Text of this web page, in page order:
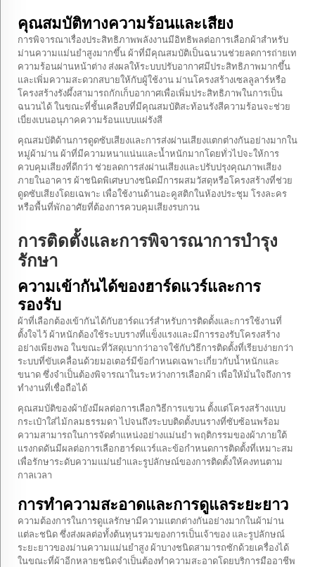
คุณสมบัติทางความร้อนและเสียง
การพิจารณาเรื่องประสิทธิภาพพลังงานมีอิทธิพลต่อการเลือกผ้าสำหรับ
ม่านความแม่นยำสูงมากขึ้น ผ้าที่มีคุณสมบัติเป็นฉนวนช่วยลดการถ่ายเท
ความร้อนผ่านหน้าต่าง ส่งผลให้ระบบปรับอากาศมีประสิทธิภาพมากขึ้น
และเพิ่มความสะดวกสบายให้กับผู้ใช้งาน ม่านโครงสร้างเซลลูลาร์หรือ
โครงสร้างรังผึ้งสามารถกักเก็บอากาศเพื่อเพิ่มประสิทธิภาพในการเป็น
ฉนวนได้ ในขณะที่ชั้นเคลือบที่มีคุณสมบัติสะท้อนรังสีความร้อนจะช่วย
เบี่ยงเบนอนุภาคความร้อนแบบแผ่รังสี
คุณสมบัติด้านการดูดซับเสียงและการส่งผ่านเสียงแตกต่างกันอย่างมากใน
หมู่ผ้าม่าน ผ้าที่มีความหนาแน่นและน้ำหนักมากโดยทั่วไปจะให้การ
ควบคุมเสียงที่ดีกว่า ช่วยลดการส่งผ่านเสียงและปรับปรุงคุณภาพเสียง
ภายในอาคาร ผ้าชนิดพิเศษบางชนิดมีการผสมวัสดุหรือโครงสร้างที่ช่วย
ดูดซับเสียงโดยเฉพาะ เพื่อใช้งานด้านอะคูสติกในห้องประชุม โรงละคร
หรือพื้นที่พักอาศัยที่ต้องการควบคุมเสียงรบกวน
การติดตั้งและการพิจารณาการบำรุง
รักษา
ความเข้ากันได้ของฮาร์ดแวร์และการ
รองรับ
ผ้าที่เลือกต้องเข้ากันได้กับฮาร์ดแวร์สำหรับการติดตั้งและการใช้งานที่
ตั้งใจไว้ ผ้าหนักต้องใช้ระบบรางที่แข็งแรงและมีการรองรับโครงสร้าง
อย่างเพียงพอ ในขณะที่วัสดุเบากว่าอาจใช้กับวิธีการติดตั้งที่เรียบง่ายกว่า
ระบบที่ขับเคลื่อนด้วยมอเตอร์มีข้อกำหนดเฉพาะเกี่ยวกับน้ำหนักและ
ขนาด ซึ่งจำเป็นต้องพิจารณาในระหว่างการเลือกผ้า เพื่อให้มั่นใจถึงการ
ทำงานที่เชื่อถือได้
คุณสมบัติของผ้ายังมีผลต่อการเลือกวิธีการแขวน ตั้งแต่โครงสร้างแบบ
กระเป๋าใส่ไม้กลมธรรมดา ไปจนถึงระบบติดตั้งบนรางที่ซับซ้อนพร้อม
ความสามารถในการจัดตำแหน่งอย่างแม่นยำ พฤติกรรมของผ้าภายใต้
แรงกดดันมีผลต่อการเลือกฮาร์ดแวร์และข้อกำหนดการติดตั้งที่เหมาะสม
เพื่อรักษาระดับความแม่นยำและรูปลักษณ์ของการติดตั้งให้คงทนตาม
กาลเวลา
การทำความสะอาดและการดูแลระยะยาว
ความต้องการในการดูแลรักษามีความแตกต่างกันอย่างมากในผ้าม่าน
แต่ละชนิด ซึ่งส่งผลต่อทั้งต้นทุนรวมของการเป็นเจ้าของ และรูปลักษณ์
ระยะยาวของม่านความแม่นยำสูง ผ้าบางชนิดสามารถซักด้วยเครื่องได้
ในขณะที่ผ้าอีกหลายชนิดจำเป็นต้องทำความสะอาดโดยบริการมืออาชีพ